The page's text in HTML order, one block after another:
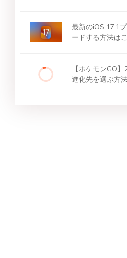
最新のiOS 17.1
ードする方法は
【ポケモンGO
進化先を選ぶ方